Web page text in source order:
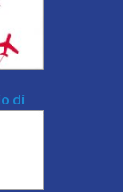
di